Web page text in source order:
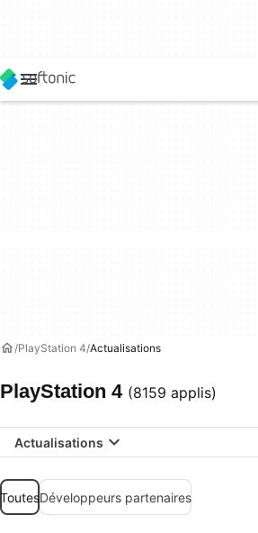
PlayStation 4 Actualisations
PlayStation 4 (8159 applis)
Actualisations
ToutesDéveloppeurs partenaires